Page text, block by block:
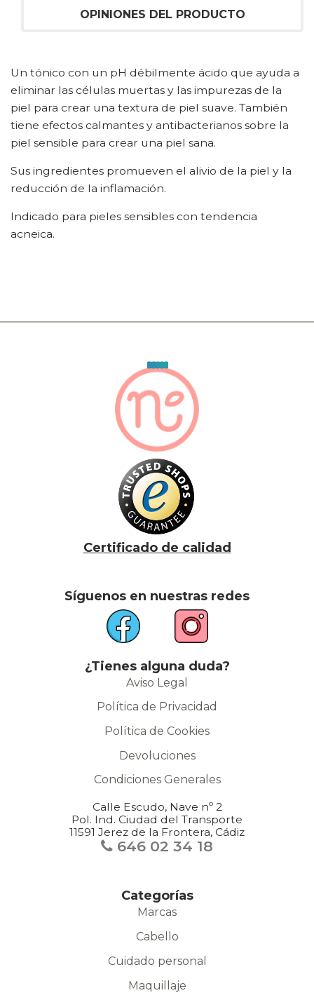
OPINIONES DEL PRODUCTO
Un tónico con un pH débilmente ácido que ayuda a
eliminar las células muertas y las impurezas de la
piel para crear una textura de piel suave. También
tiene efectos calmantes y antibacterianos sobre la
piel sensible para crear una piel sana.
Sus ingredientes promueven el alivio de la piel y la
reducción de la inflamación.
Indicado para pieles sensibles con tendencia
acneica.
Certificado de calidad
Síguenos en nuestras redes
¿Tienes alguna duda?
Aviso Legal
Política de Privacidad
Política de Cookies
Devoluciones
Condiciones Generales
Calle Escudo, Nave nº 2
Pol. Ind. Ciudad del Transporte
11591 Jerez de la Frontera, Cádiz
646 02 34 18
Categorías
Marcas
Cabello
Cuidado personal
Maquillaje